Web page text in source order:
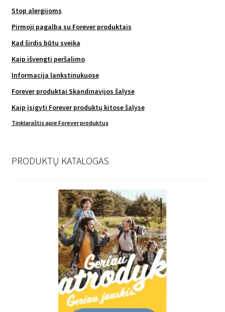
Stop alergijoms
Pirmoji pagalba su Forever produktais
Kad širdis būtų sveika
Kaip išvengti peršalimo
Informacija lankstinukuose
Forever produktai Skandinavijos šalyse
Kaip įsigyti Forever produktų kitose šalyse
Tinklaraštis apie Forever produktus
PRODUKTŲ KATALOGAS